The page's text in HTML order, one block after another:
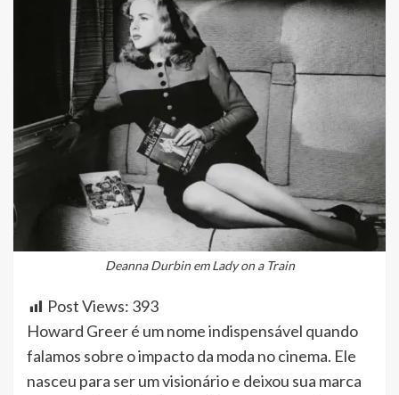
Deanna Durbin em Lady on a Train
Post Views: 393
Howard Greer é um nome indispensável quando
falamos sobre o impacto da moda no cinema. Ele
nasceu para ser um visionário e deixou sua marca